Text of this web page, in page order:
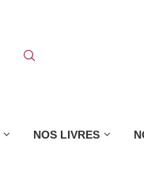
NOS LIVRES